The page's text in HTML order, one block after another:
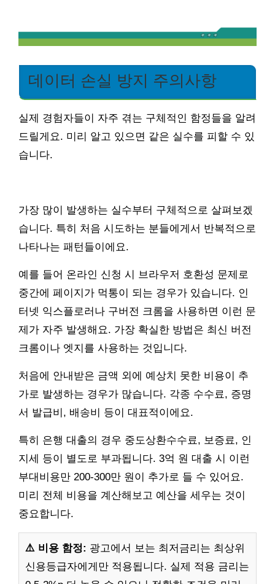
데이터 손실 방지 주의사항
실제 경험자들이 자주 겪는 구체적인 함정들을 알려
드릴게요. 미리 알고 있으면 같은 실수를 피할 수 있
습니다.
가장 많이 발생하는 실수부터 구체적으로 살펴보겠
습니다. 특히 처음 시도하는 분들에게서 반복적으로
나타나는 패턴들이에요.
예를 들어 온라인 신청 시 브라우저 호환성 문제로
중간에 페이지가 먹통이 되는 경우가 있습니다. 인
터넷 익스플로러나 구버전 크롬을 사용하면 이런 문
제가 자주 발생해요. 가장 확실한 방법은 최신 버전
크롬이나 엣지를 사용하는 것입니다.
처음에 안내받은 금액 외에 예상치 못한 비용이 추
가로 발생하는 경우가 많습니다. 각종 수수료, 증명
서 발급비, 배송비 등이 대표적이에요.
특히 은행 대출의 경우 중도상환수수료, 보증료, 인
지세 등이 별도로 부과됩니다. 3억 원 대출 시 이런
부대비용만 200-300만 원이 추가로 들 수 있어요.
미리 전체 비용을 계산해보고 예산을 세우는 것이
중요합니다.
⚠️ 비용 함정: 광고에서 보는 최저금리는 최상위
신용등급자에게만 적용됩니다. 실제 적용 금리는